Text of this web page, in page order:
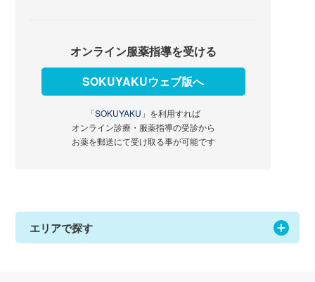
オンライン服薬指導を受ける
SOKUYAKUウェブ版へ
「SOKUYAKU」 を利用すれば
オンライン診療・服薬指導の受診から
お薬を郵送にて受け取る事が可能です
エリアで探す